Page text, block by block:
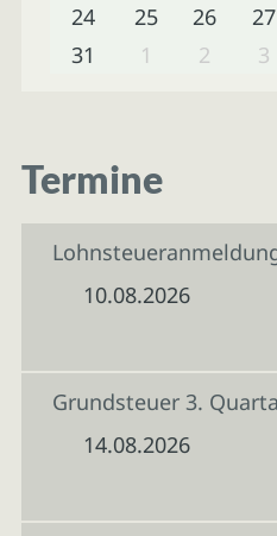
24
25 26 27
31
1 2 3
Termine
10.08.2026
Grundsteuer 3.
14.08.2026